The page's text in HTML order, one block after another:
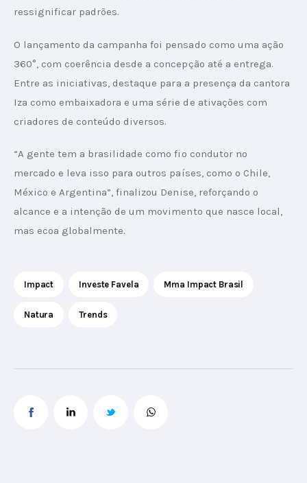
ressignificar padrões.
O lançamento da campanha foi pensado como uma ação
360°, com coerência desde a concepção até a entrega.
Entre as iniciativas, destaque para a presença da cantora
Iza como embaixadora e uma série de ativações com
criadores de conteúdo diversos.
“A gente tem a brasilidade como fio condutor no
mercado e leva isso para outros países, como o Chile,
México e Argentina”, finalizou Denise, reforçando o
alcance e a intenção de um movimento que nasce local,
mas ecoa globalmente.
Impact Investe Favela Mma Impact Brasil
Natura Trends